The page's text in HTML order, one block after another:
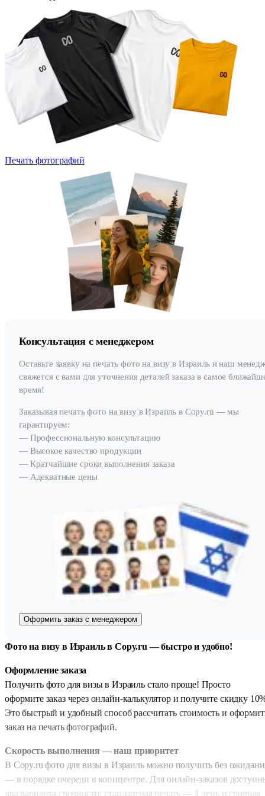
Печать фотографий
Консультация с менеджером
Оставьте заявку на печать фото на визу в Израиль и наш
свяжется с вами для уточнения деталей заказа в самое
время!
Заказывая печать фото на визу в Израиль в Copy.ru — мы
гарантируем:
— Профессиональную консультацию
— Высокое качество продукции
— Кратчайшие сроки выполнения заказа
— Адекватные цены
Оформить заказ с менеджером
Фото на визу в Израиль в Copy.ru — быстро и удобно!
Оформление заказа
Получить фото для визы в Израиль стало проще! Просто
оформите заказ через онлайн-калькулятор и получите скидку
Это быстрый и удобный способ рассчитать стоимость и
заказ на печать фотографий.
Скорость выполнения — наш приоритет
В Copy.ru фото для визы в Израиль можно получить без
— в порядке очереди в копицентре. Для онлайн-заказов
два варианта срочности: стандартная печать — 1 день и срочная